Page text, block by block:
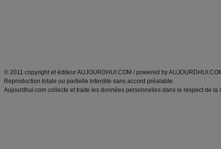
© 2011 copyright et éditeur AUJOURDHUI.COM / powered by
Reproduction totale ou partielle interdite sans accord préalable.
Aujourdhui.com collecte et traite les données personnelles dans le respect de